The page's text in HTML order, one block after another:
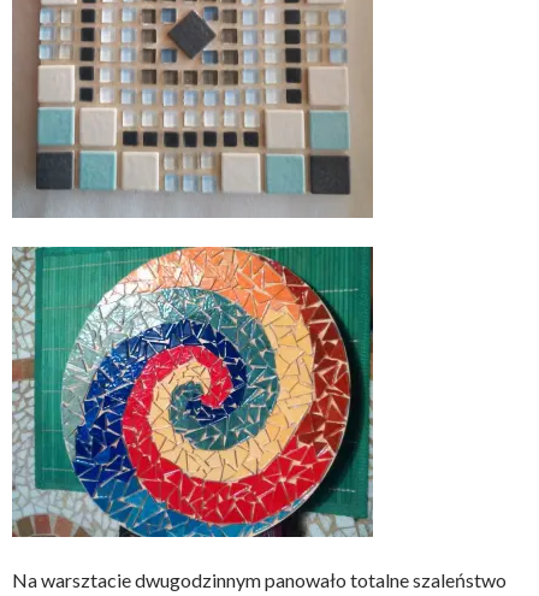
Na warsztacie dwugodzinnym panowało totalne szaleństwo